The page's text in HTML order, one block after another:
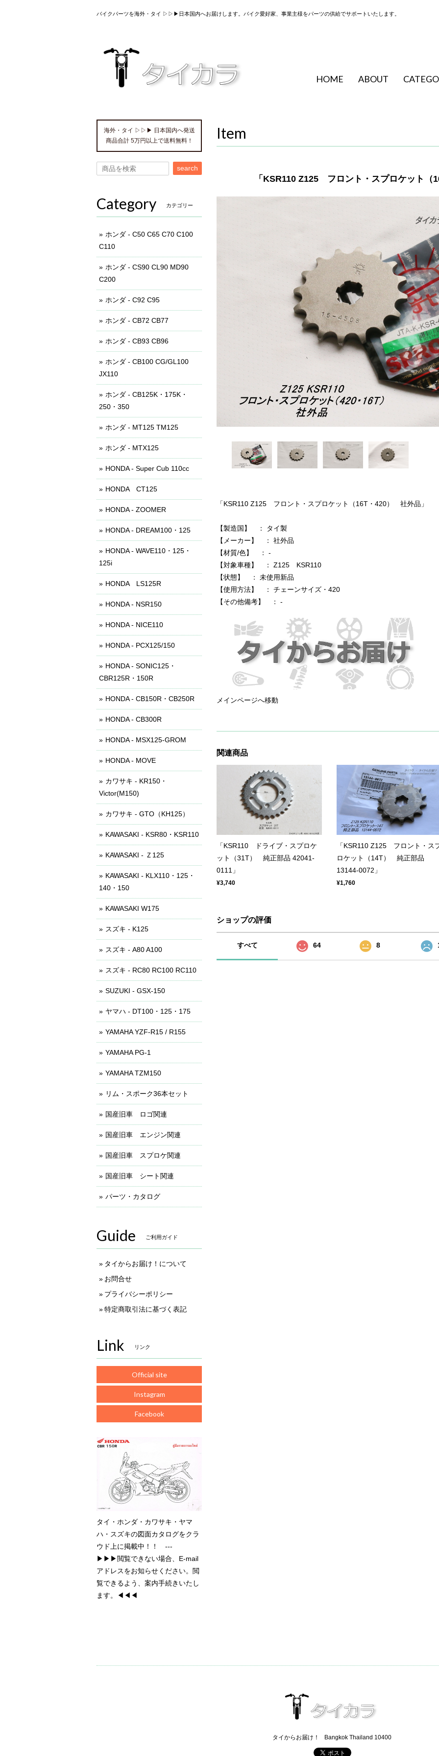
バイクパーツを海外・タイ ▷▷▶日本国内へお届けします。バイク愛好家、事業主様をパーツの供給でサポートいたします。
HOME ABOUT
Item
「KSR110 Z125 フロント・スプロケット（
「KSR110 Z125 フロント・スプロケット（16T・420） 社外品」
【製造国】 ： タイ製
【メーカー】 ： 社外品
【材質/色】 ： -
【対象車種】 ： Z125 KSR110
【状態】 ： 未使用新品
【使用方法】 ： チェーンサイズ・420
【その他備考】 ： -
メインページへ移動
関連商品
「KSR110 ドライブ・スプロケ
ット（31T） 純正部品 42041-
0111」
¥3,740
「KSR110 Z125 フロント・ス
ロケット（14T） 純正部品
13144-0072」
¥1,760
ショップの評価
すべて 64 8
海外・タイ ▷▷▶ 日本国内へ発送
商品合計 5万円以上で送料無料！
search
Category カテゴリー
ホンダ - C50 C65 C70 C100
C110
ホンダ - CS90 CL90 MD90
C200
ホンダ - C92 C95
ホンダ - CB72 CB77
ホンダ - CB93 CB96
ホンダ - CB100 CG/GL100
JX110
ホンダ - CB125K・175K・
250・350
ホンダ - MT125 TM125
ホンダ - MTX125
HONDA - Super Cub 110cc
HONDA CT125
HONDA - ZOOMER
HONDA - DREAM100・125
HONDA - WAVE110・125・
125i
HONDA LS125R
HONDA - NSR150
HONDA - NICE110
HONDA - PCX125/150
HONDA - SONIC125・
CBR125R・150R
HONDA - CB150R・CB250R
HONDA - CB300R
HONDA - MSX125-GROM
HONDA - MOVE
カワサキ - KR150・
Victor(M150)
カワサキ - GTO（KH125）
KAWASAKI - KSR80・KSR110
KAWASAKI - Ｚ125
KAWASAKI - KLX110・125・
140・150
KAWASAKI W175
スズキ - K125
スズキ - A80 A100
スズキ - RC80 RC100 RC110
SUZUKI - GSX-150
ヤマハ - DT100・125・175
YAMAHA YZF-R15 / R155
YAMAHA PG-1
YAMAHA TZM150
リム・スポーク36本セット
国産旧車 ロゴ関連
国産旧車 エンジン関連
国産旧車 スプロケ関連
国産旧車 シート関連
パーツ・カタログ
Guide ご利用ガイド
タイからお届け！について
お問合せ
プライバシーポリシー
特定商取引法に基づく表記
Link リンク
Official site
Instagram
Facebook
タイ・ホンダ・カワサキ・ヤマ
ハ・スズキの図面カタログをクラ
ウド上に掲載中！！ ---
▶▶▶閲覧できない場合、E-mail
アドレスをお知らせください。閲
覧できるよう、案内手続きいたし
ます。◀◀◀
タイからお届け！ Bangkok Thailand 10400